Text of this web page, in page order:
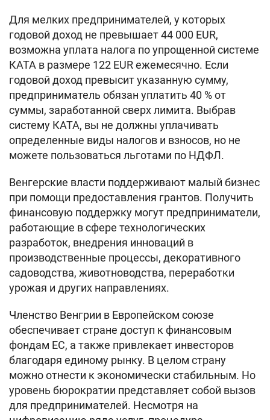
Для мелких предпринимателей, у которых
годовой доход не превышает 44 000 EUR,
возможна уплата налога по упрощенной системе
КАТА в размере 122 EUR ежемесячно. Если
годовой доход превысит указанную сумму,
предприниматель обязан уплатить 40 % от
суммы, заработанной сверх лимита. Выбрав
систему КАТА, вы не должны уплачивать
определенные виды налогов и взносов, но не
можете пользоваться льготами по НДФЛ.
Венгерские власти поддерживают малый бизнес
при помощи предоставления грантов. Получить
финансовую поддержку могут предприниматели,
работающие в сфере технологических
разработок, внедрения инноваций в
производственные процессы, декоративного
садоводства, животноводства, переработки
урожая и других направлениях.
Членство Венгрии в Европейском союзе
обеспечивает стране доступ к финансовым
фондам ЕС, а также привлекает инвесторов
благодаря единому рынку. В целом страну
можно отнести к экономически стабильным. Но
уровень бюрократии представляет собой вызов
для предпринимателей. Несмотря на